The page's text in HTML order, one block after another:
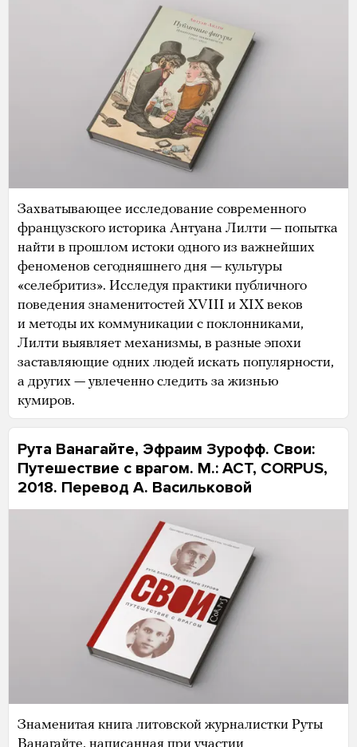
Захватывающее исследование современного
французского историка Антуана Лилти — попытка
найти в прошлом истоки одного из важнейших
феноменов сегодняшнего дня — культуры
«селебритиз». Исследуя практики публичного
поведения знаменитостей XVIII и XIX веков
и методы их коммуникации с поклонниками,
Лилти выявляет механизмы, в разные эпохи
заставляющие одних людей искать популярности,
а других — увлеченно следить за жизнью
кумиров.
Рута Ванагайте, Эфраим Зурофф. Свои:
Путешествие с врагом. М.: АСТ, CORPUS,
2018. Перевод А. Васильковой
Знаменитая книга литовской журналистки Руты
Ванагайте, написанная при участии